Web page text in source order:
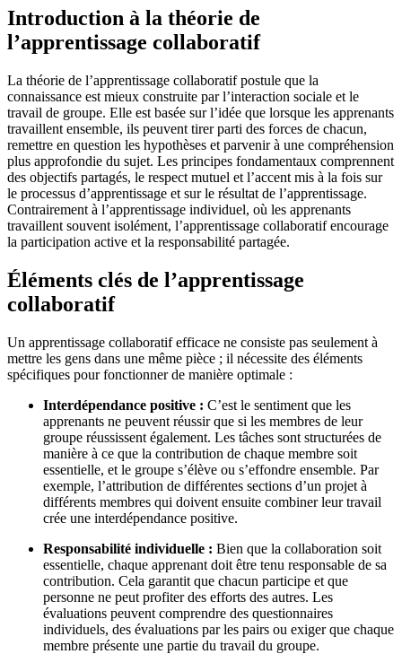
Introduction à la théorie de
l’apprentissage collaboratif
La théorie de l’apprentissage collaboratif postule que la
connaissance est mieux construite par l’interaction sociale et le
travail de groupe. Elle est basée sur l’idée que lorsque les apprenants
travaillent ensemble, ils peuvent tirer parti des forces de chacun,
remettre en question les hypothèses et parvenir à une compréhension
plus approfondie du sujet. Les principes fondamentaux comprennent
des objectifs partagés, le respect mutuel et l’accent mis à la fois sur
le processus d’apprentissage et sur le résultat de l’apprentissage.
Contrairement à l’apprentissage individuel, où les apprenants
travaillent souvent isolément, l’apprentissage collaboratif encourage
la participation active et la responsabilité partagée.
Éléments clés de l’apprentissage
collaboratif
Un apprentissage collaboratif efficace ne consiste pas seulement à
mettre les gens dans une même pièce ; il nécessite des éléments
spécifiques pour fonctionner de manière optimale :
Interdépendance positive : C’est le sentiment que les
apprenants ne peuvent réussir que si les membres de leur
groupe réussissent également. Les tâches sont structurées de
manière à ce que la contribution de chaque membre soit
essentielle, et le groupe s’élève ou s’effondre ensemble. Par
exemple, l’attribution de différentes sections d’un projet à
différents membres qui doivent ensuite combiner leur travail
crée une interdépendance positive.
Responsabilité individuelle : Bien que la collaboration soit
essentielle, chaque apprenant doit être tenu responsable de sa
contribution. Cela garantit que chacun participe et que
personne ne peut profiter des efforts des autres. Les
évaluations peuvent comprendre des questionnaires
individuels, des évaluations par les pairs ou exiger que chaque
membre présente une partie du travail du groupe.